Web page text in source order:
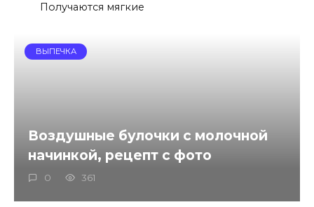
Получаются мягкие
ВЫПЕЧКА
Воздушные булочки с молочной
начинкой, рецепт с фото
0 361